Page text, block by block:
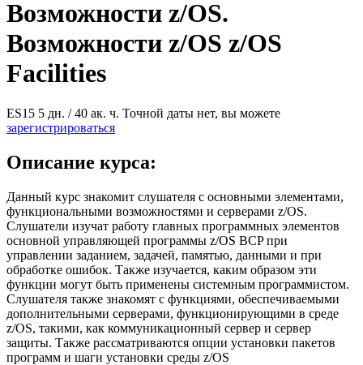
Возможности z/OS.
Возможности z/OS z/OS
Facilities
ES15 5 дн. / 40 ак. ч. Точной даты нет, вы можете
зарегистрироваться
Описание курса:
Данный курс знакомит слушателя с основными элементами,
функциональными возможностями и серверами z/OS.
Слушатели изучат работу главных программных элементов
основной управляющей программы z/OS BCP при
управлении заданием, задачей, памятью, данными и при
обработке ошибок. Также изучается, каким образом эти
функции могут быть применены системным программистом.
Слушателя также знакомят с функциями, обеспечиваемыми
дополнительными серверами, функционирующими в среде
z/OS, такими, как коммуникационный сервер и сервер
защиты. Также рассматриваются опции установки пакетов
программ и шаги установки среды z/OS